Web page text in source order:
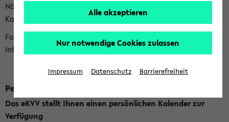
Näheres zu Vorteilen und Funktionsweise der
Kalenderintegration können Sie auf unserer
Folgende Kalender bietet Ihnen das eKVV derzeit zur
Integration an:
Persönlicher Kalender
Das eKVV stellt Ihnen einen persönlichen Kalender zur
Verfügung
Alle akzeptieren
Nur notwendige Cookies zulassen
Impressum Datenschutz Barrierefreiheit